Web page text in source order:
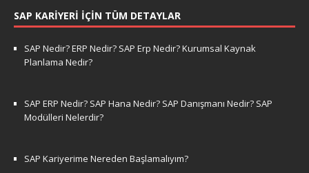
SAP KARIYERI İÇIN TÜM DETAYLAR
SAP Nedir? ERP Nedir? SAP Erp Nedir? Kurumsal Kaynak
Planlama Nedir?
SAP ERP Nedir? SAP Hana Nedir? SAP Danışmanı Nedir? SAP
Modülleri Nelerdir?
SAP Kariyerime Nereden Başlamalıyım?